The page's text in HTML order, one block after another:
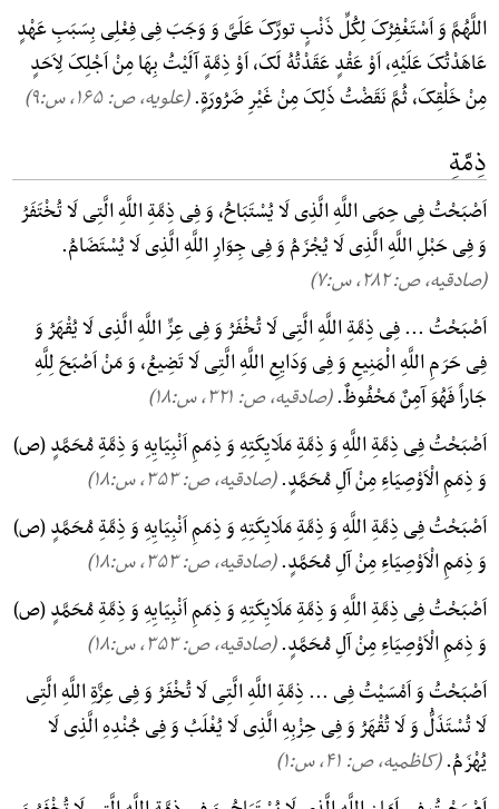
اللَّهُمَّ وَ اَسْتَغْفِرُکَ لِکُلِّ ذَنْبٍ تورَّکَ عَلَیَّ وَ وَجَبَ فِی فِعْلِی بِسَبَبِ عَهْدٍ
عَاهَدْتُکَ عَلَیْهِ، اَوْ عَقْدٍ عَقَدْتُهُ لَکَ، اَوْ ذِمَّةٍ آلَیْتُ بِهَا مِنْ اَجْلِکَ لِاَحَدٍ
مِنْ خَلْقِکَ، ثُمَّ نَقَضْتُ ذَلِکَ مِنْ غَیْرِ ضَرُورَةٍ.(علویه، ص: ۱۶۵, س:۹)
ذِمَّةِ
اَصْبَحْتُ فِی حِمَی اللَّهِ الَّذِی لَا یُسْتَبَاحُ، وَ فِی ذِمَّةِ اللَّهِ الَّتِی لَا تُخْتَفَرُ
وَ فِی حَبْلِ اللَّهِ الَّذِی لَا یُجْزَمُ وَ فِی جِوَارِ اللَّهِ الَّذِی لَا یُسْتَضَامُ.
(صادقیه، ص: ۲۸۲, س:۷)
اَصْبَحْتُ ... فِی ذِمَّةِ اللَّهِ الَّتِی لَا تُخْفَرُ وَ فِی عِزِّ اللَّهِ الَّذِی لَا یُقْهَرُ وَ
فِی حَرَمِ اللَّهِ الْمَنِیعِ وَ فِی وَدَایِعِ اللَّهِ الَّتِی لَا تَضِیعُ، وَ مَنْ اَصْبَحَ لِلَّهِ
جَاراً فَهُوَ آمِنٌ مَحْفُوظٌ.(صادقیه، ص: ۳۲۱, س:۱۸)
اَصْبَحْتُ فِی ذِمَّةِ اللَّهِ وَ ذِمَّةِ مَلَایِکَتِهِ وَ ذِمَمِ اَنْبِیَایِهِ وَ ذِمَّةِ مُحَمَّدٍ (ص)
وَ ذِمَمِ الْاَوْصِیَاءِ مِنْ آلِ مُحَمَّدٍ.(صادقیه، ص: ۳۵۳, س:۱۸)
اَصْبَحْتُ فِی ذِمَّةِ اللَّهِ وَ ذِمَّةِ مَلَایِکَتِهِ وَ ذِمَمِ اَنْبِیَایِهِ وَ ذِمَّةِ مُحَمَّدٍ (ص)
وَ ذِمَمِ الْاَوْصِیَاءِ مِنْ آلِ مُحَمَّدٍ.(صادقیه، ص: ۳۵۳, س:۱۸)
اَصْبَحْتُ فِی ذِمَّةِ اللَّهِ وَ ذِمَّةِ مَلَایِکَتِهِ وَ ذِمَمِ اَنْبِیَایِهِ وَ ذِمَّةِ مُحَمَّدٍ (ص)
وَ ذِمَمِ الْاَوْصِیَاءِ مِنْ آلِ مُحَمَّدٍ.(صادقیه، ص: ۳۵۳, س:۱۸)
اَصْبَحْتُ وَ اَمْسَیْتُ فِی ... ذِمَّةِ اللَّهِ الَّتِی لَا تُخْفَرُ وَ فِی عِزَّةِ اللَّهِ الَّتِی
لَا تُسْتَذَلُّ وَ لَا تُقْهَرُ وَ فِی حِزْبِهِ الَّذِی لَا یُغْلَبُ وَ فِی جُنْدِهِ الَّذِی لَا
یُهْزَمُ.(کاظمیه، ص: ۴۱, س:۱)